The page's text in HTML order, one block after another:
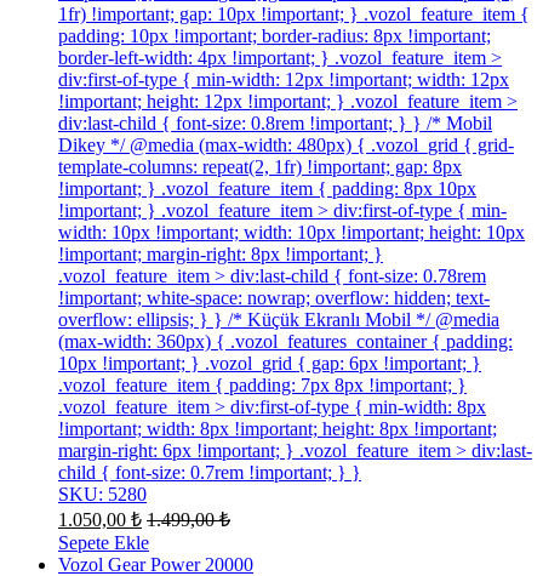
1fr) !important; gap: 10px !important; } .vozol_feature_item {
padding: 10px !important; border-radius: 8px !important;
border-left-width: 4px !important; } .vozol_feature_item >
div:first-of-type { min-width: 12px !important; width: 12px
!important; height: 12px !important; } .vozol_feature_item >
div:last-child { font-size: 0.8rem !important; } } /* Mobil
Dikey */ @media (max-width: 480px) { .vozol_grid { grid-
template-columns: repeat(2, 1fr) !important; gap: 8px
!important; } .vozol_feature_item { padding: 8px 10px
!important; } .vozol_feature_item > div:first-of-type { min-
width: 10px !important; width: 10px !important; height: 10px
!important; margin-right: 8px !important; }
.vozol_feature_item > div:last-child { font-size: 0.78rem
!important; white-space: nowrap; overflow: hidden; text-
overflow: ellipsis; } } /* Küçük Ekranlı Mobil */ @media
(max-width: 360px) { .vozol_features_container { padding:
10px !important; } .vozol_grid { gap: 6px !important; }
.vozol_feature_item { padding: 7px 8px !important; }
.vozol_feature_item > div:first-of-type { min-width: 8px
!important; width: 8px !important; height: 8px !important;
margin-right: 6px !important; } .vozol_feature_item > div:last-
child { font-size: 0.7rem !important; } }
SKU: 5280
1.050,00 ₺ 1.499,00₺
Sepete Ekle
Vozol Gear Power 20000